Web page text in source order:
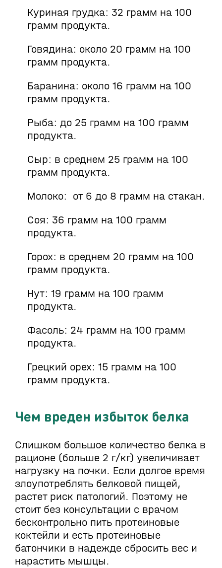
Куриная грудка: 32 грамм на 100
грамм продукта.
Говядина: около 20 грамм на 100
грамм продукта.
Баранина: около 16 грамм на 100
грамм продукта.
Рыба: до 25 грамм на 100 грамм
продукта.
Сыр: в среднем 25 грамм на 100
грамм продукта.
Молоко: от 6 до 8 грамм на стакан.
Соя: 36 грамм на 100 грамм
продукта.
Горох: в среднем 20 грамм на 100
грамм продукта.
Нут: 19 грамм на 100 грамм
продукта.
Фасоль: 24 грамм на 100 грамм
продукта.
Грецкий орех: 15 грамм на 100
грамм продукта.
Чем вреден избыток белка
Слишком большое количество белка в
рационе (больше 2 г/кг) увеличивает
нагрузку на почки. Если долгое время
злоупотреблять белковой пищей,
растет риск патологий. Поэтому не
стоит без консультации с врачом
бесконтрольно пить протеиновые
коктейли и есть протеиновые
батончики в надежде сбросить вес и
нарастить мышцы.